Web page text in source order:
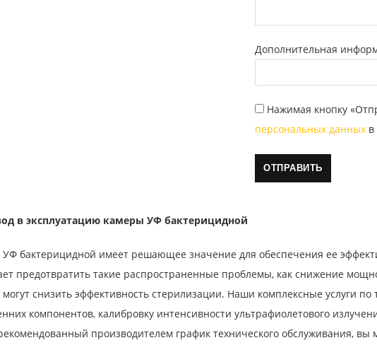
Дополнительная
Нажимая кнопку
персональных данных в
в эксплуатацию камеры УФ бактерицидной
бактерицидной имеет решающее значение для обеспечения ее
предотвратить такие распространенные проблемы, как снижение
снизить эффективность стерилизации. Наши комплексные услуги
компонентов, калибровку интенсивности ультрафиолетового
производителем график технического обслуживания, вы